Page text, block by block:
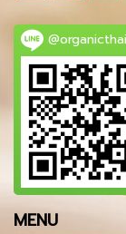
MENU